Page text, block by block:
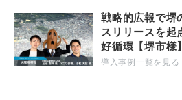
戦略的広報で堺
スリリースを起
好循環【堺市様】
導入事例一覧を見る